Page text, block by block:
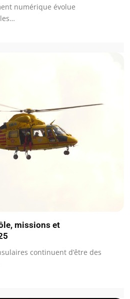
numérique évolue
missions et
continuent d’être des